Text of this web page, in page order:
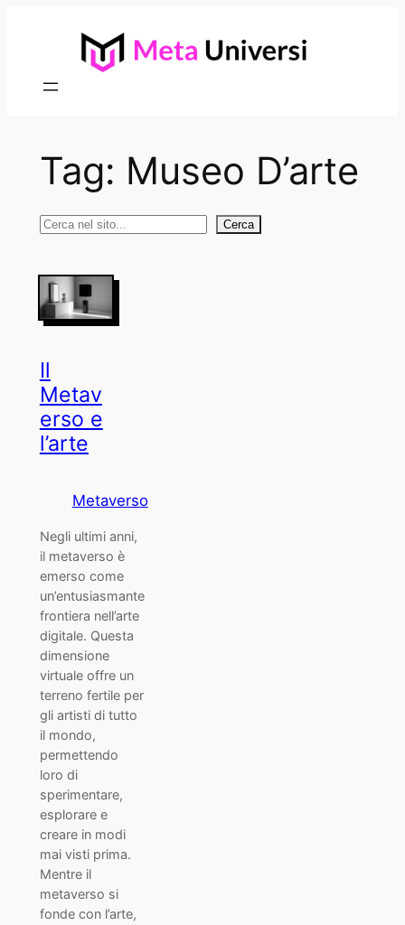
Tag: Museo D’arte
Cerca Cerca
Il
Metav
erso e
l’arte
Metaverso
Negli ultimi anni,
il metaverso è
emerso come
un’entusiasmante
frontiera nell’arte
digitale. Questa
dimensione
virtuale offre un
terreno fertile per
gli artisti di tutto
il mondo,
permettendo
loro di
sperimentare,
esplorare e
creare in modi
mai visti prima.
Mentre il
metaverso si
fonde con l’arte,